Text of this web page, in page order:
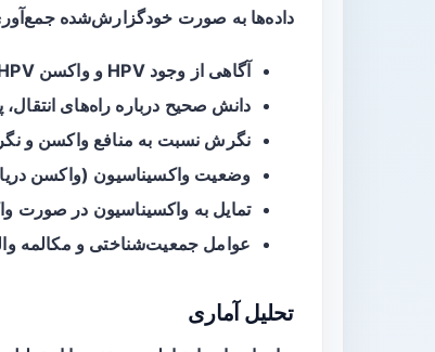
داده‌ها به صورت خودگزارش‌شده
آگاهی از وجود HPV و واکسن HPV
دانش صحیح درباره راه‌های انتقال،
نگرش نسبت به منافع واکسن و
وضعیت واکسیناسیون (واکسن
تمایل به واکسیناسیون در صورت
عوامل جمعیت‌شناختی و مکالمه
تحلیل آماری